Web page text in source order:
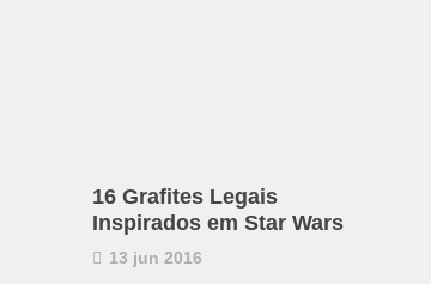
16 Grafites Legais
Inspirados em Star Wars
13 jun 2016